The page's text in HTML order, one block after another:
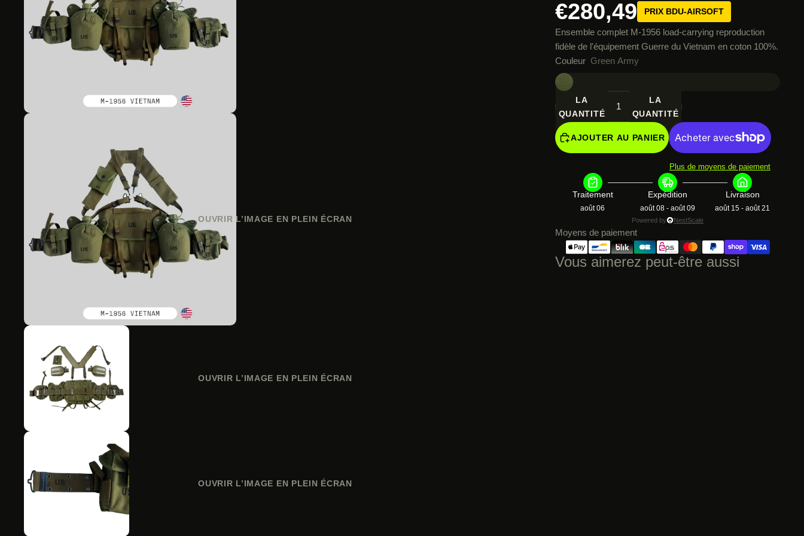
OUVRIR L’IMAGE EN PLEIN ÉCRAN
OUVRIR L’IMAGE EN PLEIN ÉCRAN
OUVRIR L’IMAGE EN PLEIN ÉCRAN
€280,49 PRIX BDU-AIRSOFT
Ensemble complet M-1956 load-carrying reproduction
fidèle de l'équipement Guerre du Vietnam en coton 100%.
Couleur Green Army
DIMINUER
LA
QUANTITÉ
LA
QUANTITÉ
AJOUTER AU PANIER
Plus de moyens de paiement
Traitement
août 06
Expédition
août 08 - août 09
Livraison
août 15 - août 21
Powered by NestScale
Moyens de paiement
Vous aimerez peut-être aussi